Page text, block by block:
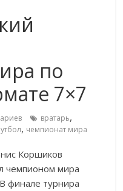
по
7×7
вратарь,
, чемпионат мира
Коршиков
чемпионом мира
финале турнира